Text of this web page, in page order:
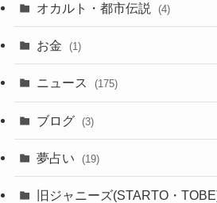
オカルト・都市伝説 (4)
お金 (1)
ニュース (175)
ブログ (3)
夢占い (19)
旧ジャニーズ(STARTO・